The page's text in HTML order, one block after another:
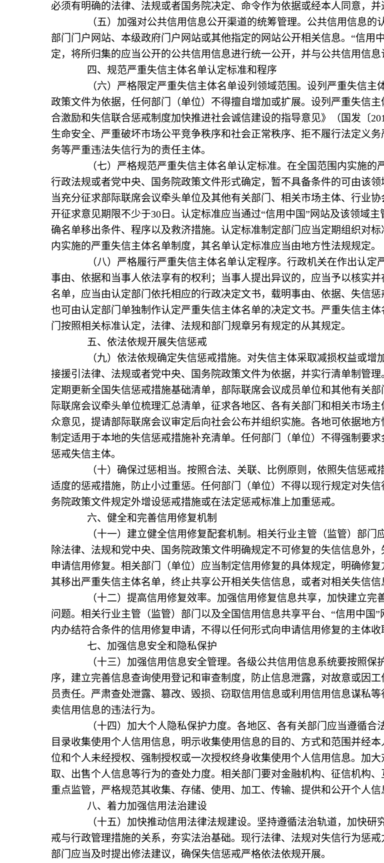
必须有明确的法律、法规或者国务院决定、命令作为依据或经本人同意，并
（五）加强对公共信用信息公开渠道的统筹管理。公共信用信息的
部门门户网站、本级政府门户网站或其他指定的网站公开相关信息。“信用
定，将所归集的应当公开的公共信用信息进行统一公开，并与公共信用信息
四、规范严重失信主体名单认定标准和程序
（六）严格限定严重失信主体名单设列领域范围。设列严重失信主
政策文件为依据，任何部门（单位）不得擅自增加或扩展。设列严重失信
合激励和失信联合惩戒制度加快推进社会诚信建设的指导意见》（国发〔
生命安全、严重破坏市场公平竞争秩序和社会正常秩序、拒不履行法定义
务等严重违法失信行为的责任主体。
（七）严格规范严重失信主体名单认定标准。在全国范围内实施的
行政法规或者党中央、国务院政策文件形式确定，暂不具备条件的可由该
当充分征求部际联席会议牵头单位及其他有关部门、相关市场主体、行业
开征求意见期限不少于30日。认定标准应当通过“信用中国”网站及该领域
确名单移出条件、程序以及救济措施。认定标准制定部门应当定期组织对
内实施的严重失信主体名单制度，其名单认定标准应当由地方性法规规定。
（八）严格履行严重失信主体名单认定程序。行政机关在作出认定
事由、依据和当事人依法享有的权利；当事人提出异议的，应当予以核实
名单，应当由认定部门依托相应的行政决定文书，载明事由、依据、失信
也可由认定部门单独制作认定严重失信主体名单的决定文书。严重失信主
门按照相关标准认定，法律、法规和部门规章另有规定的从其规定。
五、依法依规开展失信惩戒
（九）依法依规确定失信惩戒措施。对失信主体采取减损权益或增
接援引法律、法规或者党中央、国务院政策文件为依据，并实行清单制管
定期更新全国失信惩戒措施基础清单，部际联席会议成员单位和其他有关
际联席会议牵头单位梳理汇总清单，征求各地区、各有关部门和相关市场
众意见，提请部际联席会议审定后向社会公布并组织实施。各地可依据地
制定适用于本地的失信惩戒措施补充清单。任何部门（单位）不得强制要
惩戒失信主体。
（十）确保过惩相当。按照合法、关联、比例原则，依照失信惩戒
适度的惩戒措施，防止小过重惩。任何部门（单位）不得以现行规定对失
务院政策文件规定外增设惩戒措施或在法定惩戒标准上加重惩戒。
六、健全和完善信用修复机制
（十一）建立健全信用修复配套机制。相关行业主管（监管）部门
除法律、法规和党中央、国务院政策文件明确规定不可修复的失信信息外
申请信用修复。相关部门（单位）应当制定信用修复的具体规定，明确修
其移出严重失信主体名单，终止共享公开相关失信信息，或者对相关失信信
（十二）提高信用修复效率。加强信用修复信息共享，加快建立完
问题。相关行业主管（监管）部门以及全国信用信息共享平台、“信用中国
内办结符合条件的信用修复申请，不得以任何形式向申请信用修复的主体收
七、加强信息安全和隐私保护
（十三）加强信用信息安全管理。各级公共信用信息系统要按照保
序，建立完善信息查询使用登记和审查制度，防止信息泄露，对故意或因
员责任。严肃查处泄露、篡改、毁损、窃取信用信息或利用信用信息谋私
卖信用信息的违法行为。
（十四）加大个人隐私保护力度。各地区、各有关部门应当遵循合
目录收集使用个人信用信息，明示收集使用信息的目的、方式和范围并经
位和个人未经授权、强制授权或一次授权终身收集使用个人信用信息。加
取、出售个人信息等行为的查处力度。相关部门要对金融机构、征信机构
重点监管，严格规范其收集、存储、使用、加工、传输、提供和公开个人信
八、着力加强信用法治建设
（十五）加快推动信用法律法规建设。坚持遵循法治轨道，加快研
戒与行政管理措施的关系，夯实法治基础。现行法律、法规对失信行为惩
部门应当及时提出修法建议，确保失信惩戒严格依法依规开展。